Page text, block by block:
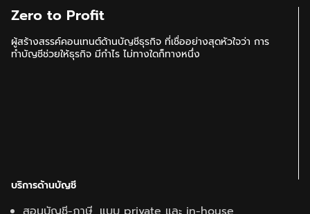
Zero to Profit
ผู้สร้างสรรค์คอนเทนต์ด้านบัญชีธุรกิจ ที่เชื่ออย่างสุดหัวใจว่า การ
ทำบัญชีช่วยให้ธุรกิจ มีกำไร ไม่ทางใดก็ทางหนึ่ง
บริการด้านบัญชี